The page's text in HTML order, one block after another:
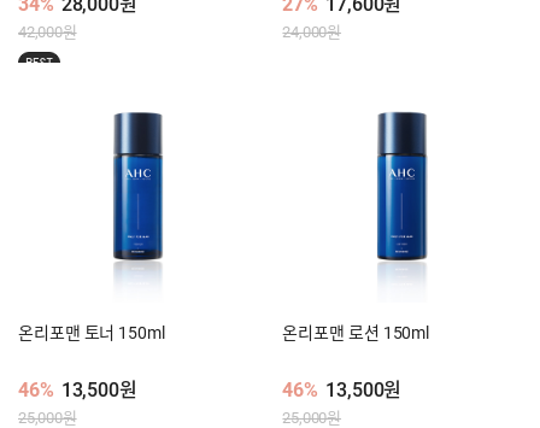
42,000원
BEST
24,000원
온리포맨 토너 150ml
46% 13,500원
25,000원
온리포맨 로션 150ml
46% 13,500원
25,000원